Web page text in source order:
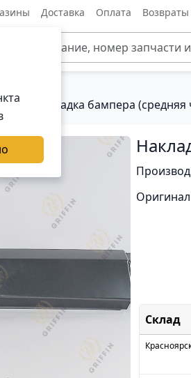
Доставка Оплата Возвраты
Накладка бампера (средняя
Склад